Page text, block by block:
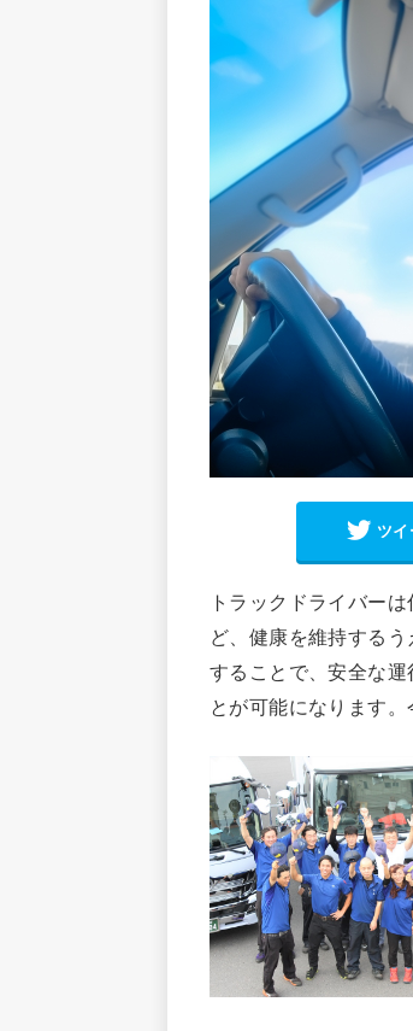
ツイ
トラックドライバー
ど、健康を維持する
することで、安全な
とが可能になります